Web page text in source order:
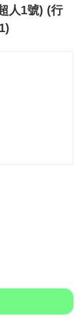
人1號) (行